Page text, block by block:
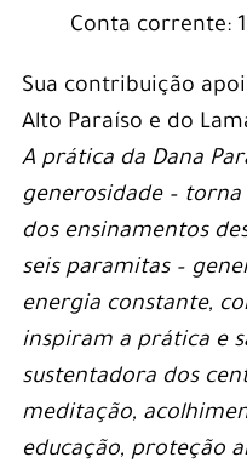
Conta corrente:
Sua contribuição
Alto Paraíso e do
A prática da Dana
generosidade –
dos ensinamentos
seis paramitas –
energia constante,
inspiram a prática e
sustentadora dos
meditação,
educação, proteção